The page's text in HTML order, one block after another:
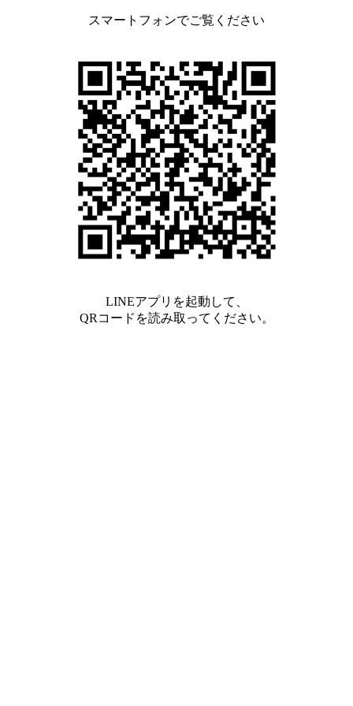
スマートフォンでご覧ください
LINEアプリを起動して、
QRコードを読み取ってください。